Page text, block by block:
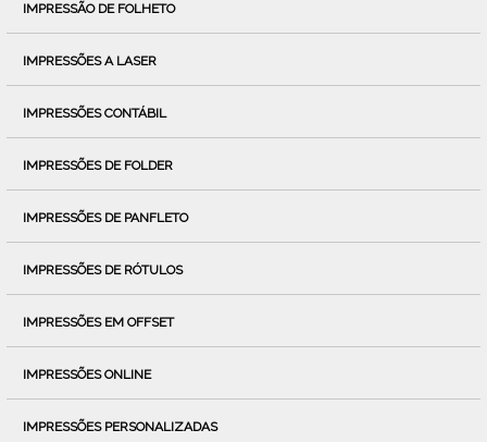
IMPRESSÃO DE FOLHETO
IMPRESSÕES A LASER
IMPRESSÕES CONTÁBIL
IMPRESSÕES DE FOLDER
IMPRESSÕES DE PANFLETO
IMPRESSÕES DE RÓTULOS
IMPRESSÕES EM OFFSET
IMPRESSÕES ONLINE
IMPRESSÕES PERSONALIZADAS